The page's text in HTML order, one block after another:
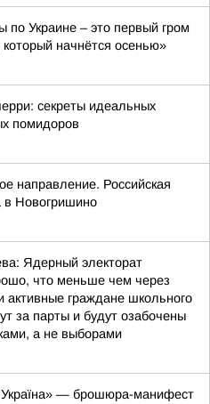
по Украине – это первый гром
начнётся осенью»
секреты идеальных
помидоров
направление. Российская
Новогришино
Ядерный электорат
что меньше чем через
активные граждане школьного
за парты и будут озабочены
а не выборами
Україна» — брошюра-манифест